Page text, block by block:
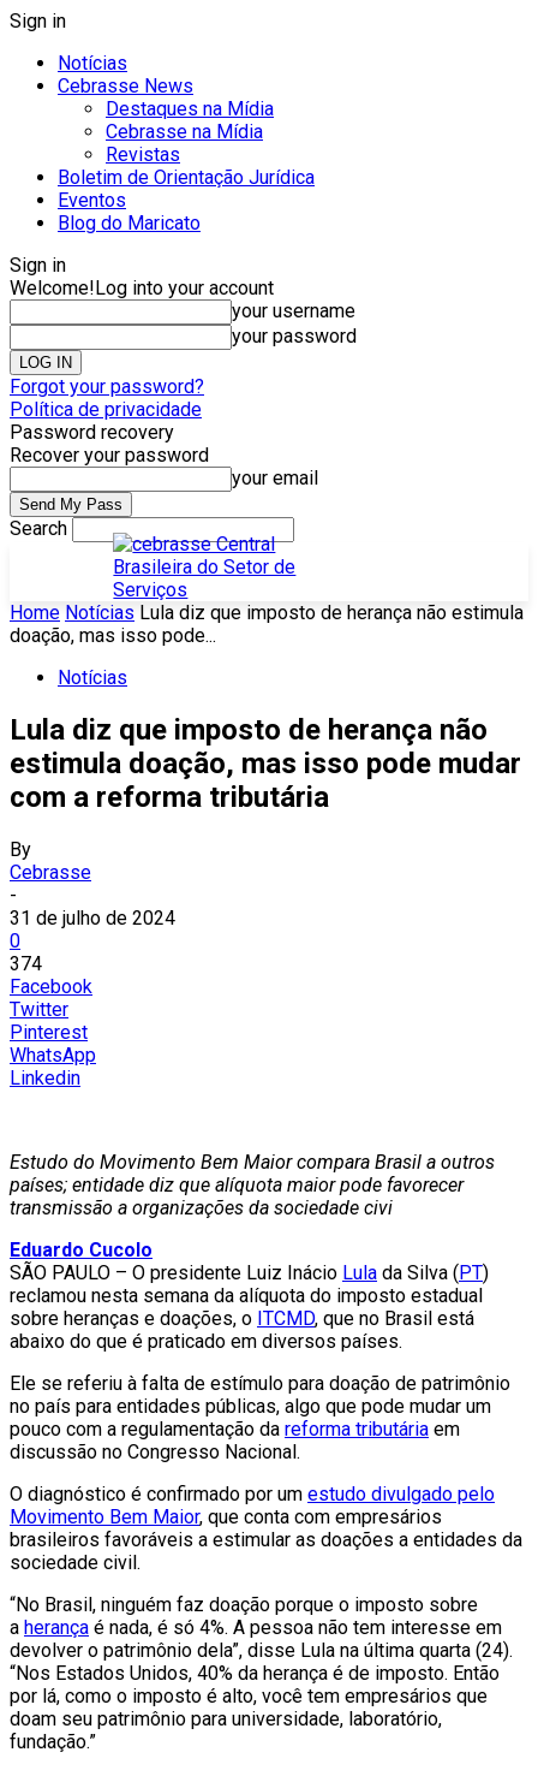
Sign in
Notícias
Cebrasse News
Destaques na Mídia
Cebrasse na Mídia
Revistas
Boletim de Orientação Jurídica
Eventos
Blog do Maricato
Sign in
Welcome!Log into your account
your username
your password
Forgot your password?
Política de privacidade
Password recovery
Recover your password
your email
Search
Home Notícias Lula diz que imposto de herança não estimula
doação, mas isso pode...
Notícias
Lula diz que imposto de herança não
estimula doação, mas isso pode mudar
com a reforma tributária
By
Cebrasse
-
31 de julho de 2024
0
374
Facebook
Twitter
Pinterest
WhatsApp
Linkedin
Estudo do Movimento Bem Maior compara Brasil a outros
países; entidade diz que alíquota maior pode favorecer
transmissão a organizações da sociedade civi
Eduardo Cucolo
SÃO PAULO – O presidente Luiz Inácio Lula da Silva (PT)
reclamou nesta semana da alíquota do imposto estadual
sobre heranças e doações, o ITCMD, que no Brasil está
abaixo do que é praticado em diversos países.
Ele se referiu à falta de estímulo para doação de patrimônio
no país para entidades públicas, algo que pode mudar um
pouco com a regulamentação da reforma tributária em
discussão no Congresso Nacional.
O diagnóstico é confirmado por um estudo divulgado pelo
Movimento Bem Maior, que conta com empresários
brasileiros favoráveis a estimular as doações a entidades da
sociedade civil.
“No Brasil, ninguém faz doação porque o imposto sobre
a herança é nada, é só 4%. A pessoa não tem interesse em
devolver o patrimônio dela”, disse Lula na última quarta (24).
“Nos Estados Unidos, 40% da herança é de imposto. Então
por lá, como o imposto é alto, você tem empresários que
doam seu patrimônio para universidade, laboratório,
fundação.”